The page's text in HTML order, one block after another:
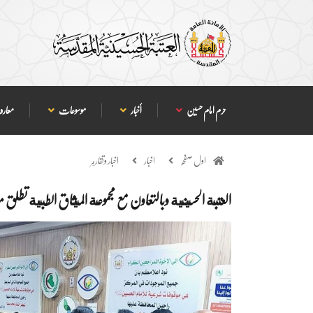
حرم امام حسین أخبار موسوعات
اول صفحہ اخبار اخبار وتقارير
العتبة الحسينية وبالتعاون مع مجموعة الميثاق الطبية